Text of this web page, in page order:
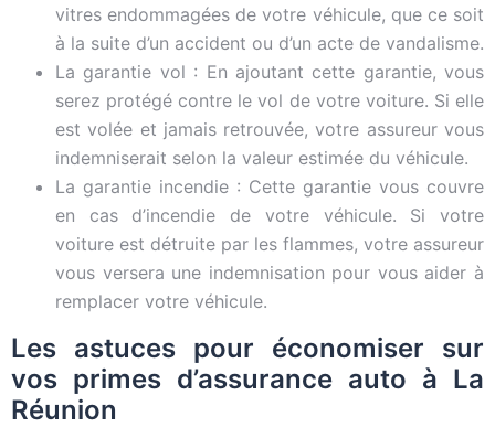
vitres endommagées de votre véhicule, que ce soit
à la suite d’un accident ou d’un acte de vandalisme.
La garantie vol : En ajoutant cette garantie, vous
serez protégé contre le vol de votre voiture. Si elle
est volée et jamais retrouvée, votre assureur vous
indemniserait selon la valeur estimée du véhicule.
La garantie incendie : Cette garantie vous couvre
en cas d’incendie de votre véhicule. Si votre
voiture est détruite par les flammes, votre assureur
vous versera une indemnisation pour vous aider à
remplacer votre véhicule.
Les astuces pour économiser sur
vos primes d’assurance auto à La
Réunion